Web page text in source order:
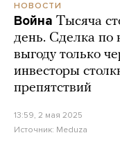
НОВОСТИ
Война Тысяча
день. Сделка по
выгоду только
инвесторы
препятствий
13:59, 2 мая 2025
Источник: Meduza